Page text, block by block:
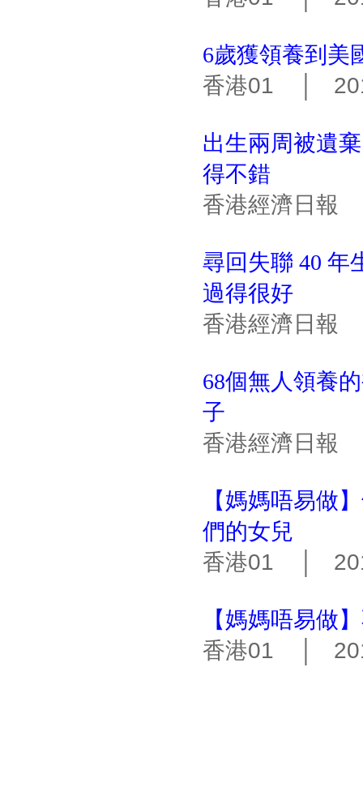
6歲獲領養到
香港01 │
出生兩周被遺
得不錯
香港經濟日報
尋回失聯 40 年
過得很好
香港經濟日報
68個無人領養
子
香港經濟日報
【媽媽唔易做
們的女兒
香港01 │
【媽媽唔易做
香港01 │